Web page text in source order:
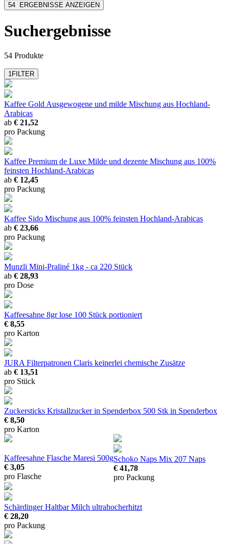
Agrana
Chicco Dòro
Emmi
mehr anzeigen
54 ERGEBNISSE ANZEIGEN
Suchergebnisse
54 Produkte
1FILTER
Kaffee Gold Ausgewogene und milde Mischung aus Hochland-
Arabicas
ab € 21,52
pro Packung
Kaffee Premium de Luxe Milde und dezente Mischung aus 100%
feinsten Hochland-Arabicas
ab € 12,45
pro Packung
Kaffee Sido Mischung aus 100% feinsten Hochland-Arabicas
ab € 23,66
pro Packung
Munzli Mini-Praliné 1kg - ca 220 Stück
ab € 28,93
pro Dose
Kaffeesahne 8gr lose 100 Stück portioniert
€ 8,55
pro Karton
JURA Filterpatronen Claris keinerlei chemische Zusätze
ab € 13,51
pro Stück
Zuckersticks Kristallzucker in Spenderbox 500 Stk in Spenderbox
€ 8,50
pro Karton
Kaffeesahne Flasche Maresi 500g
€ 3,05
pro Flasche
Schoko Naps Mix 207 Naps
€ 41,78
pro Packung
Schärdinger Haltbar Milch ultrahocherhitzt
€ 28,20
pro Packung